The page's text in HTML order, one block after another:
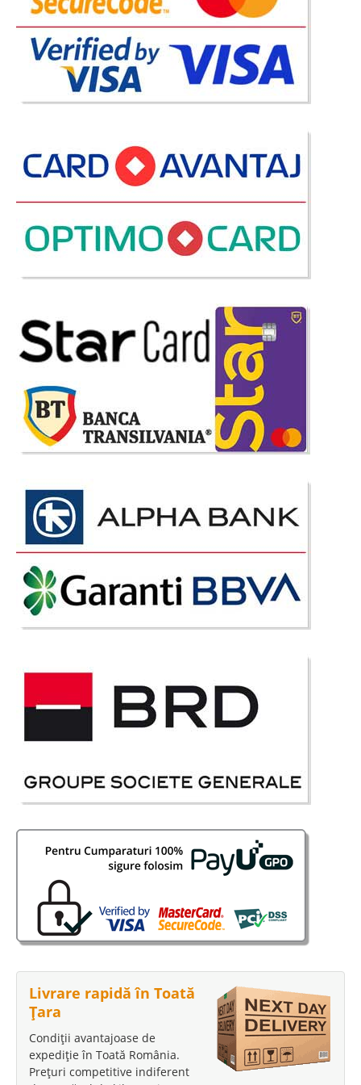
Livrare rapidă în Toată
Țara
Condiții avantajoase de
expediție în Toată România.
Prețuri competitive indiferent